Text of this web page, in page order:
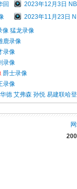
回
2023年12月3日
2023年11月23日
像 猛龙录像
鹿录像
录像
录像
爵士录像
录像
德 艾弗森 孙悦 易建联哈登